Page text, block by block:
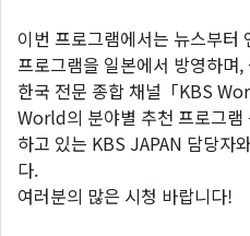
이번 프로그램에서는 뉴스부터
프로그램을 일본에서 방영하며
한국 전문 종합 채널「KBS
World의 분야별 추천 프로그
하고 있는 KBS JAPAN 담당자
다.
여러분의 많은 시청 바랍니다!